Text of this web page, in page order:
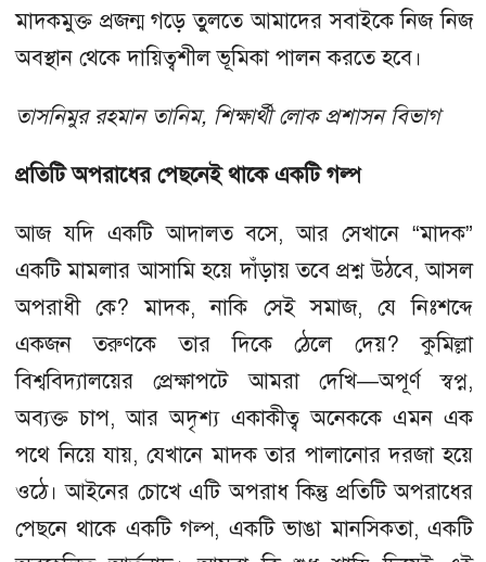
মাদকমুক্ত প্রজন্ম গড়ে তুলতে আমাদের সবাইকে নিজ নিজ
অবস্থান থেকে দায়িত্বশীল ভূমিকা পালন করতে হবে।
তাসনিমুর রহমান তানিম, শিক্ষার্থী লোক প্রশাসন বিভাগ
প্রতিটি অপরাধের পেছনেই থাকে একটি গল্প
আজ যদি একটি আদালত বসে, আর সেখানে “মাদক”
একটি মামলার আসামি হয়ে দাঁড়ায় তবে প্রশ্ন উঠবে, আসল
অপরাধী কে? মাদক, নাকি সেই সমাজ, যে নিঃশব্দে
একজন তরুণকে তার দিকে ঠেলে দেয়? কুমিল্লা
বিশ্ববিদ্যালয়ের প্রেক্ষাপটে আমরা দেখি—অপূর্ণ স্বপ্ন,
অব্যক্ত চাপ, আর অদৃশ্য একাকীত্ব অনেককে এমন এক
পথে নিয়ে যায়, যেখানে মাদক তার পালানোর দরজা হয়ে
ওঠে। আইনের চোখে এটি অপরাধ কিন্তু প্রতিটি অপরাধের
পেছনে থাকে একটি গল্প, একটি ভাঙা মানসিকতা, একটি